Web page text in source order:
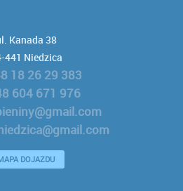
Kanada 38
441 Niedzica
18 26 29 383
604 671 976
DOJAZDU